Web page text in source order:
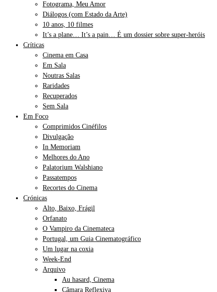
Fotograma, Meu Amor
Diálogos (com Estado da Arte)
10 anos, 10 filmes
It’s a plane… It’s a pain… É um dossier sobre super-heróis
Críticas
Cinema em Casa
Em Sala
Noutras Salas
Raridades
Recuperados
Sem Sala
Em Foco
Comprimidos Cinéfilos
Divulgação
In Memoriam
Melhores do Ano
Palatorium Walshiano
Passatempos
Recortes do Cinema
Crónicas
Alto, Baixo, Frágil
Orfanato
O Vampiro da Cinemateca
Portugal, um Guia Cinematográfico
Um lugar na coxia
Week-End
Arquivo
Au hasard, Cinema
Câmara Reflexiva